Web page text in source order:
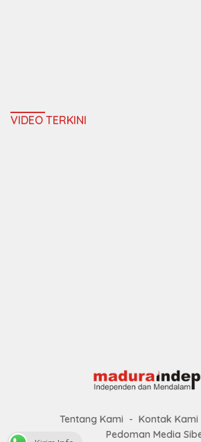
VIDEO TERKINI
Tentang Kami Kontak Kami
Pedoman Media